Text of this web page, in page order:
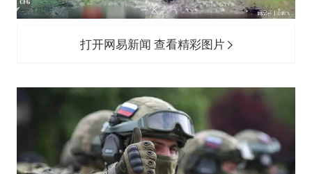
打开网易新闻 查看精彩图片